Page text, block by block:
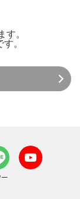
す。
。